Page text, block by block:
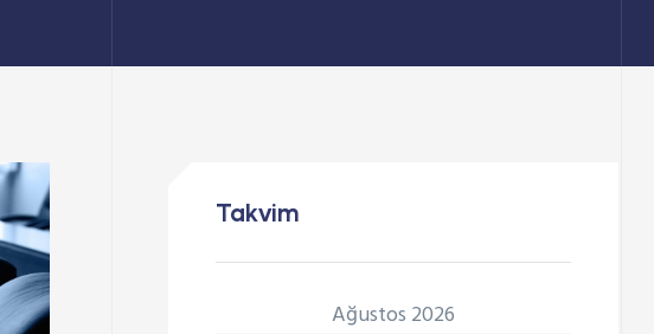
Takvim
Ağustos 2026